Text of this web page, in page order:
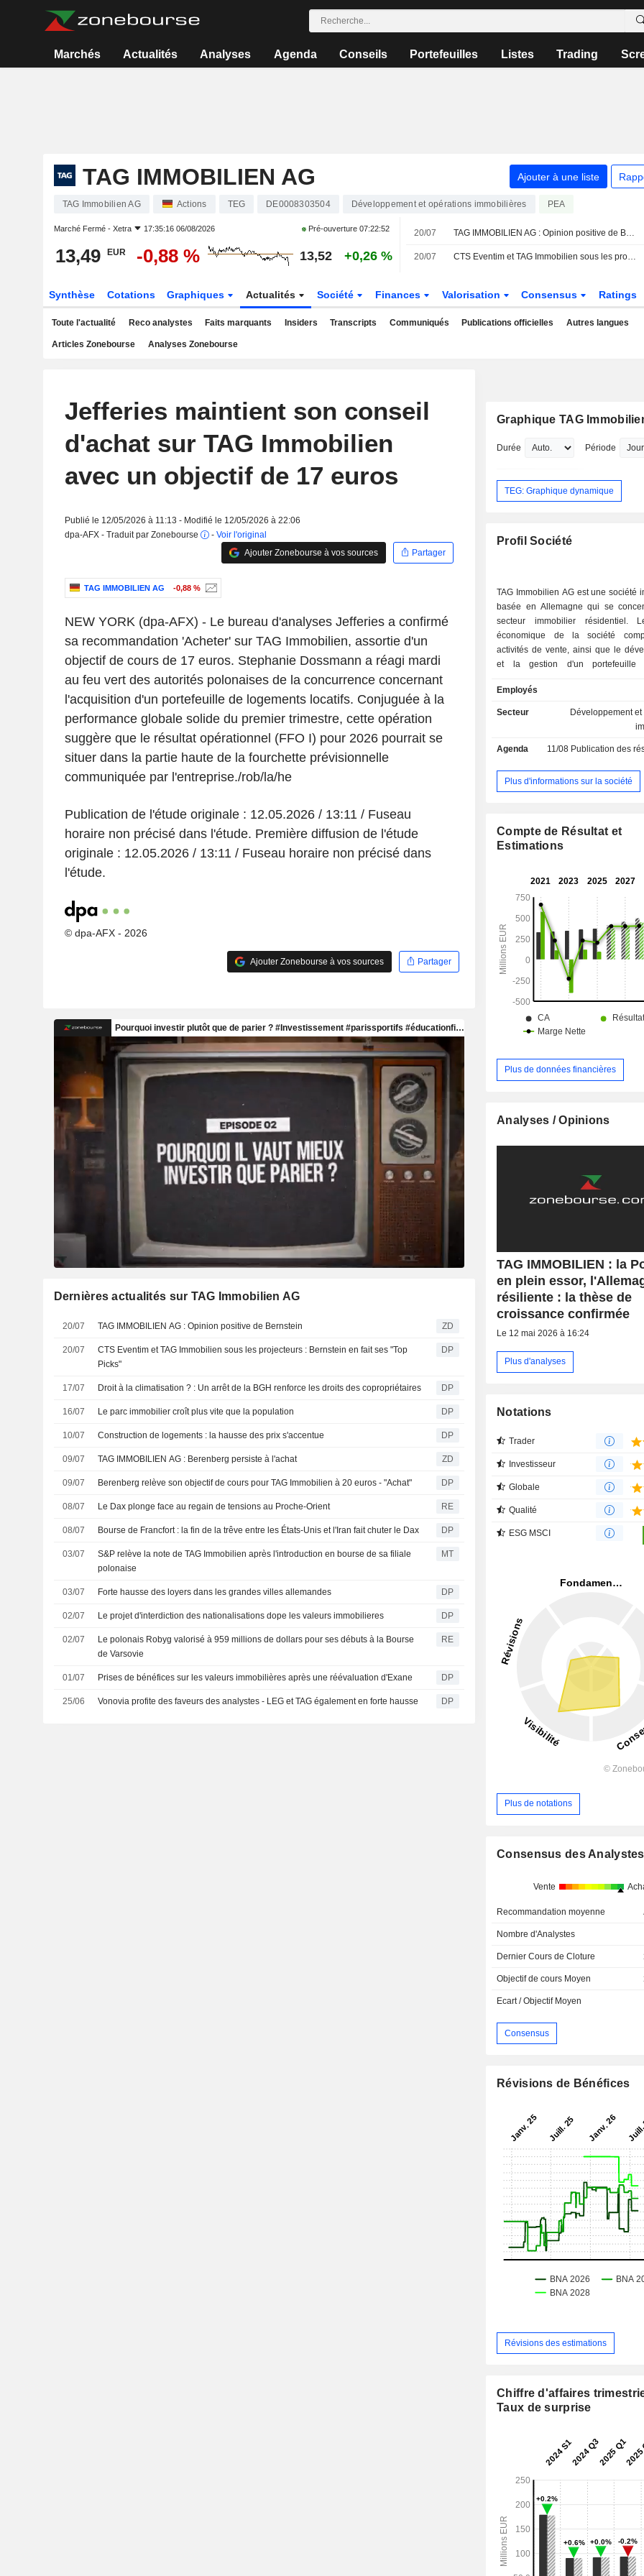
Marchés Actualités Analyses Agenda Conseils Portefeuilles Listes Trading
TAG IMMOBILIEN AG Ajouter à une liste
TAG Immobilien AG Actions TEG DE0008303504 Développement et opérations immobilières PEA
Marché Fermé - Xetra 17:35:16 06/08/2026 Pré-ouverture07:22:52
13,49 EUR -0,88 % 13,52 +0,26 %
20/07 TAG IMMOBILIEN AG : Opinion positive de Bernstein
20/07 CTS Eventim et TAG Immobilien sous les projecteurs : Bernstein en fait ses "Top Picks"
Synthèse Cotations Graphiques Actualités Société Finances Valorisation Consensus Ratings
Toute l'actualité Reco analystes Faits marquants Insiders Transcripts Communiqués Publications officielles Autres langues
Articles Zonebourse Analyses Zonebourse
Jefferies maintient son conseil
d'achat sur TAG Immobilien
avec un objectif de 17 euros
Publié le 12/05/2026 à 11:13 - Modifié le 12/05/2026 à 22:06
dpa-AFX - Traduit par Zonebourse
- Voir l'original
Ajouter Zonebourse à vos sources
Partager
TAG IMMOBILIEN AG -0,88 %
NEW YORK (dpa-AFX) - Le bureau d'analyses Jefferies a confirmé
sa recommandation 'Acheter' sur TAG Immobilien, assortie d'un
objectif de cours de 17 euros. Stephanie Dossmann a réagi mardi
au feu vert des autorités polonaises de la concurrence concernant
l'acquisition d'un portefeuille de logements locatifs. Conjuguée à la
performance globale solide du premier trimestre, cette opération
suggère que le résultat opérationnel (FFO I) pour 2026 pourrait se
situer dans la partie haute de la fourchette prévisionnelle
communiquée par l'entreprise./rob/la/he
Publication de l'étude originale : 12.05.2026 / 13:11 / Fuseau
horaire non précisé dans l'étude. Première diffusion de l'étude
originale : 12.05.2026 / 13:11 / Fuseau horaire non précisé dans
l'étude.
© dpa-AFX - 2026
Ajouter Zonebourse à vos sources Partager
Dernières actualités sur TAG Immobilien AG
20/07 TAG IMMOBILIEN AG : Opinion positive de Bernstein ZD
20/07
CTS Eventim et TAG Immobilien sous les projecteurs : Bernstein en fait ses "Top
Picks"
DP
17/07 Droit à la climatisation ? : Un arrêt de la BGH renforce les droits des copropriétaires DP
16/07 Le parc immobilier croît plus vite que la population DP
10/07 Construction de logements : la hausse des prix s'accentue DP
09/07 TAG IMMOBILIEN AG : Berenberg persiste à l'achat ZD
09/07 Berenberg relève son objectif de cours pour TAG Immobilien à 20 euros - "Achat" DP
08/07 Le Dax plonge face au regain de tensions au Proche-Orient RE
08/07 Bourse de Francfort : la fin de la trêve entre les États-Unis et l'Iran fait chuter le Dax DP
03/07
S&P relève la note de TAG Immobilien après l'introduction en bourse de sa filiale
polonaise
MT
03/07 Forte hausse des loyers dans les grandes villes allemandes DP
02/07 Le projet d'interdiction des nationalisations dope les valeurs immobilieres DP
02/07
Le polonais Robyg valorisé à 959 millions de dollars pour ses débuts à la Bourse
de Varsovie
RE
01/07 Prises de bénéfices sur les valeurs immobilières après une réévaluation d'Exane DP
25/06 Vonovia profite des faveurs des analystes - LEG et TAG également en forte hausse DP
Graphique TAG
Durée Période
TEG: Graphique dynamique
Profil Société
TAG Immobilien AG est une société
basée en Allemagne qui se
secteur immobilier résidentiel.
économique de la société
activités de vente, ainsi que le
et la gestion d'un portefeuille
services de conciergerie et
la fourniture de services
locataires et élargit la gamme de
Employés
Secteur
Développement
Agenda 11/08 Publication des résultats
Plus d'informations sur la société
Compte de Résultat et
Estimations
Plus de données financières
Analyses / Opinions
TAG IMMOBILIEN : la
en plein essor,
résiliente : la thèse de
croissance confirmée
Le 12 mai 2026 à 16:24
Plus d'analyses
Notations
Trader
Investisseur
Globale
Qualité
ESG MSCI
Plus de notations
Consensus des Analystes
Vente
Recommandation moyenne
Nombre d'Analystes
Dernier Cours de Cloture
Objectif de cours Moyen
Ecart / Objectif Moyen
Consensus
Révisions de Bénéfices
Révisions des estimations
Chiffre d'affaires
Taux de surprise